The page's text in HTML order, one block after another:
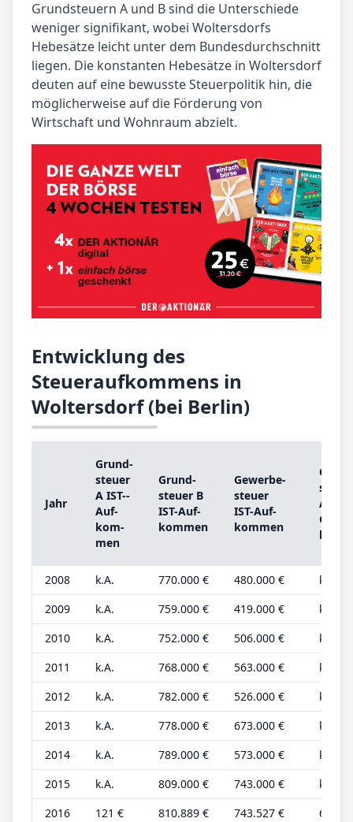
Grundsteuern A und B sind die Unterschiede
weniger signifikant, wobei Woltersdorfs
Hebesätze leicht unter dem Bundesdurchschnitt
liegen. Die konstanten Hebesätze in Woltersdorf
deuten auf eine bewusste Steuerpolitik hin, die
möglicherweise auf die Förderung von
Wirtschaft und Wohnraum abzielt.
Entwicklung des
Steueraufkommens in
Woltersdorf (bei Berlin)
Jahr
Grund­
steu­er
A IST-­
Auf­
kom­
men
Grund­
steu­er B
IST-­Auf­
kom­men
Ge­wer­be­
steu­er
IST-­Auf­
kom­men
steu­er
A
2008 k.A. 770.000 € 480.000 €
k.A.
2009
k.A. 759.000 € 419.000 €
k.A.
2010
k.A. 752.000 € 506.000 €
k.A.
2011
k.A. 768.000 € 563.000 €
k.A.
2012
k.A. 782.000 € 526.000 €
k.A.
2013
k.A. 778.000 € 673.000 €
k.A.
2014
k.A. 789.000 € 573.000 €
k.A.
2015
k.A. 809.000 € 743.000 €
k.A.
2016
121 € 810.889 € 743.527 €
61 €